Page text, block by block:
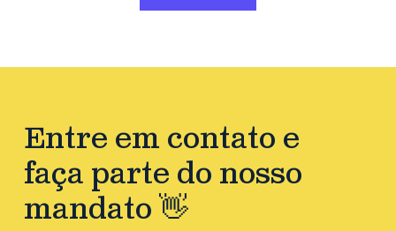
Entre em contato e
faça parte do nosso
mandato 👋